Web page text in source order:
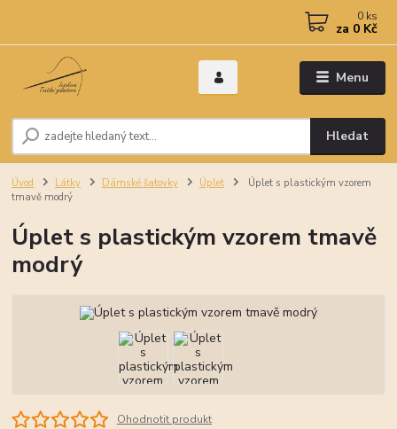
Menu
Hledat
0 ks
za 0 Kč
Úvod Látky Dámské šatovky Úplet
Úplet s plastickým vzorem
tmavě modrý
Úplet s plastickým vzorem tmavě
modrý
Ohodnotit produkt